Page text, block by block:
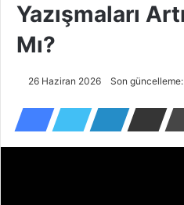
Yazışmaları
Mı?
26 Haziran 2026 Son